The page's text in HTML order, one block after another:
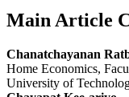
Main Article
Chanatchayanan
Home Economics,
University of